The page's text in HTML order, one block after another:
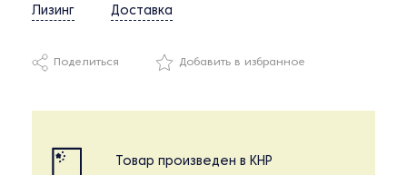
Лизинг Доставка
Поделиться Добавить в избранное
Товар произведен в КНР